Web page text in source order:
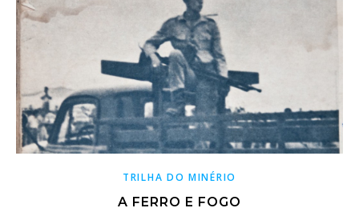
TRILHA DO MINÉRIO
A FERRO E FOGO